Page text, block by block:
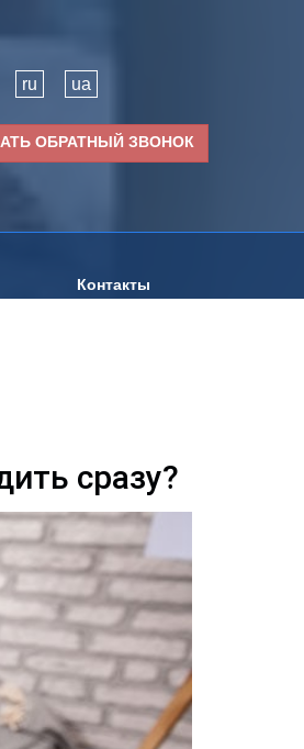
ru ua
ОБРАТНЫЙ ЗВОНОК
Контакты
сразу?